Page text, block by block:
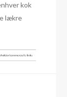
kok
lækre